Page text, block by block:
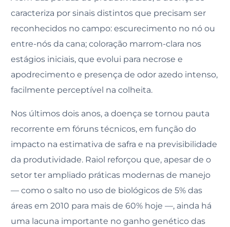
caracteriza por sinais distintos que precisam ser
reconhecidos no campo: escurecimento no nó ou
entre-nós da cana; coloração marrom-clara nos
estágios iniciais, que evolui para necrose e
apodrecimento e presença de odor azedo intenso,
facilmente perceptível na colheita.
Nos últimos dois anos, a doença se tornou pauta
recorrente em fóruns técnicos, em função do
impacto na estimativa de safra e na previsibilidade
da produtividade. Raiol reforçou que, apesar de o
setor ter ampliado práticas modernas de manejo
— como o salto no uso de biológicos de 5% das
áreas em 2010 para mais de 60% hoje —, ainda há
uma lacuna importante no ganho genético das